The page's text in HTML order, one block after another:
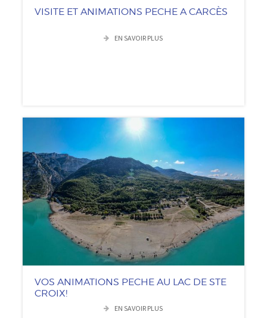
VISITE ET ANIMATIONS PECHE A CARCÈS
EN SAVOIR PLUS
VOS ANIMATIONS PECHE AU LAC DE STE
CROIX!
EN SAVOIR PLUS